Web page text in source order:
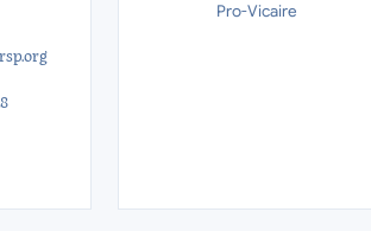
Pro-Vicaire